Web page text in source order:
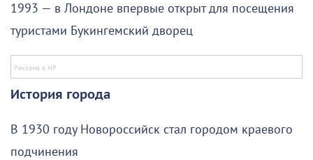
1993 — в Лондоне впервые открыт для посещения
туристами Букингемский дворец
История города
В 1930 году Новороссийск стал городом краевого
подчинения